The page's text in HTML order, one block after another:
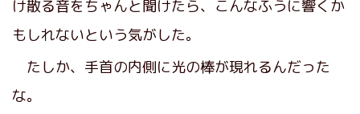
け散る音をちゃんと聞けたら、こんなふうに響くか
もしれないという気がした。
たしか、手首の内側に光の棒が現れるんだった
な。